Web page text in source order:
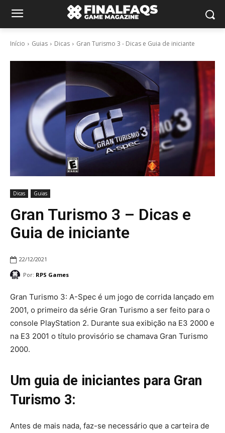
Início Guias Dicas Gran Turismo 3 - Dicas e Guia de iniciante
Dicas Guias
Gran Turismo 3 – Dicas e
Guia de iniciante
22/12/2021
Por: RPS Games
Gran Turismo 3: A-Spec é um jogo de corrida lançado em
2001, o primeiro da série Gran Turismo a ser feito para o
console PlayStation 2. Durante sua exibição na E3 2000 e
na E3 2001 o título provisório se chamava Gran Turismo
2000.
Um guia de iniciantes para Gran
Turismo 3:
Antes de mais nada, faz-se necessário que a carteira de